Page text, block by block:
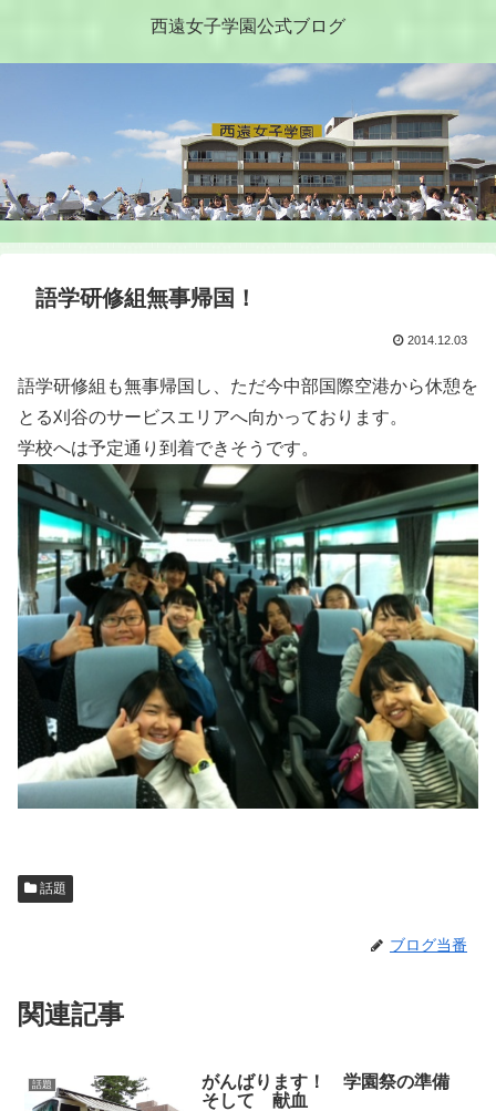
西遠女子学園公式ブログ
語学研修組無事帰国！
2014.12.03
語学研修組も無事帰国し、ただ今中部国際空港から休憩を
とる刈谷のサービスエリアへ向かっております。
学校へは予定通り到着できそうです。
話題
ブログ当番
関連記事
話題
がんばります！ 学園祭の準備
そして 献血